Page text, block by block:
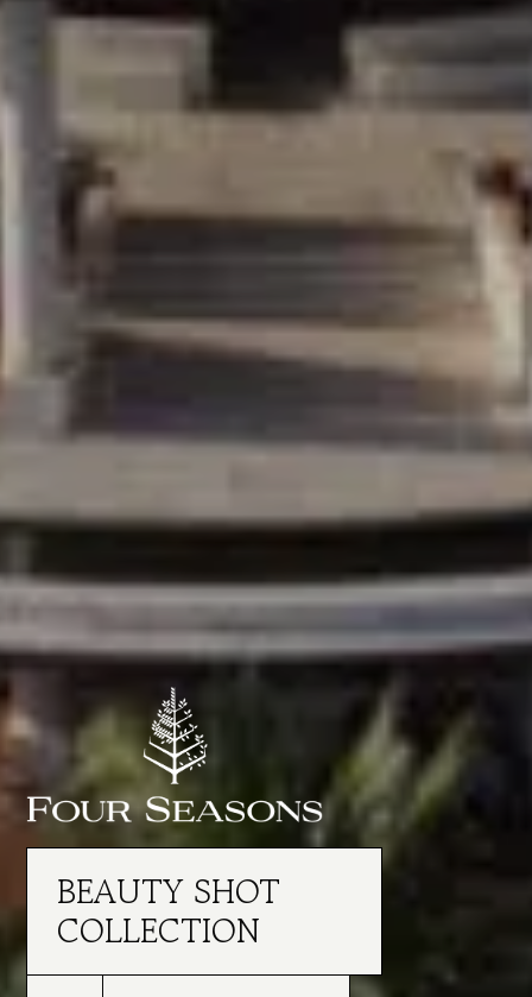
BEAUTY SHOT
COLLECTION